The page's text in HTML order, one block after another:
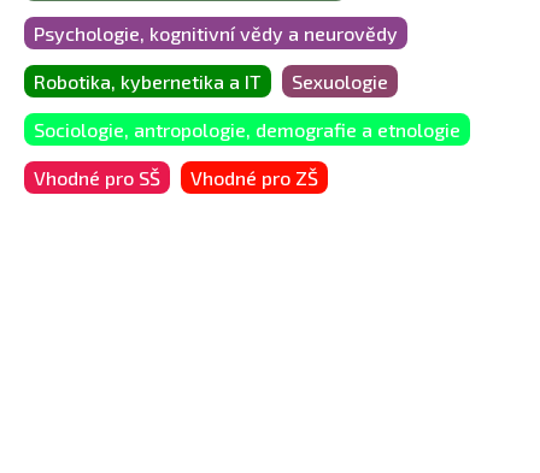
Psychologie, kognitivní vědy a neurovědy
Robotika, kybernetika a IT Sexuologie
Sociologie, antropologie, demografie a etnologie
Vhodné pro SŠ Vhodné pro ZŠ